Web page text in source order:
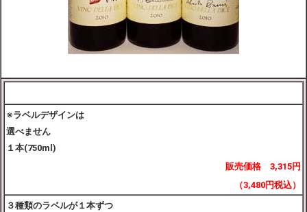
※ラベルデザインは
選べません
１本(750ml)
販売価格 3,315円
（3,480円税込）
３種類のラベルが１本ずつ